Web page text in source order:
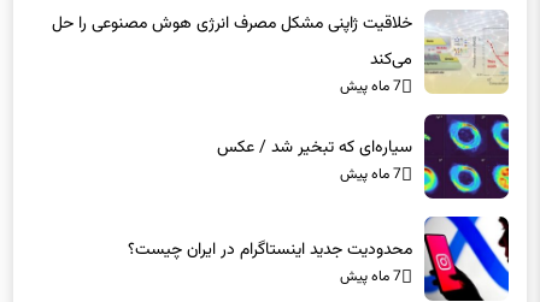
خلاقیت ژاپنی مشکل مصرف انرژی هوش مصنوعی را حل
می‌کند
7 ماه پیش
سیاره‌ای که تبخیر شد / عکس
7 ماه پیش
محدودیت جدید اینستاگرام در ایران چیست؟
7 ماه پیش